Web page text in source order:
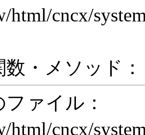
html/cncx/
・メソッド：
ァイル：
html/cncx/